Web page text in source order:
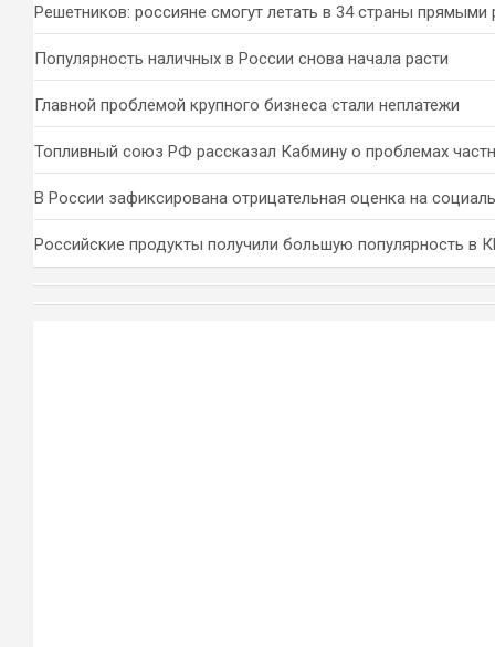
Решетников: россияне смогут летать в 34 страны прямыми
Популярность наличных в России снова начала расти
Главной проблемой крупного бизнеса стали неплатежи
Топливный союз РФ рассказал Кабмину о проблемах
В России зафиксирована отрицательная оценка на
Российские продукты получили большую популярность в